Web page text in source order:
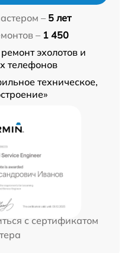
– 5 лет
– 1 450
ремонт эхолотов и
телефонов
техническое,
с сертификатом